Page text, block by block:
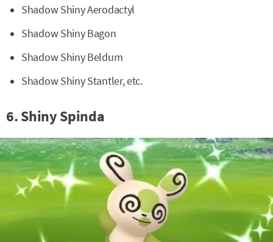
Shadow Shiny Aerodactyl
Shadow Shiny Bagon
Shadow Shiny Beldum
Shadow Shiny Stantler, etc.
6. Shiny Spinda